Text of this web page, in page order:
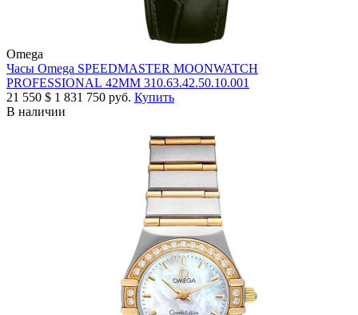
Omega
Часы Omega SPEEDMASTER MOONWATCH
PROFESSIONAL 42MM 310.63.42.50.10.001
21 550 $ 1 831 750 руб. Купить
В наличии